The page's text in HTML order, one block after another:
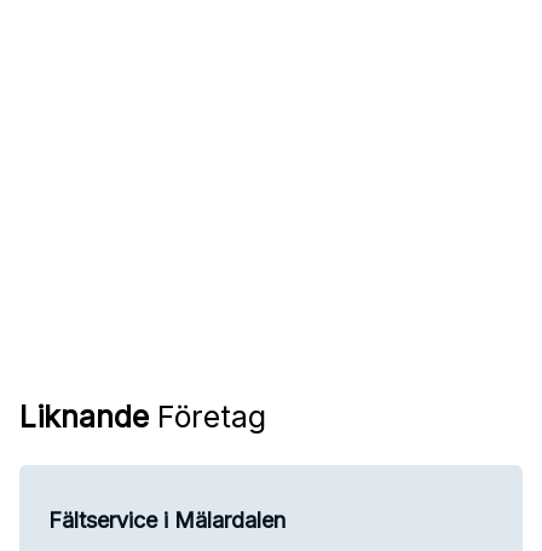
Liknande Företag
Fältservice i Mälardalen